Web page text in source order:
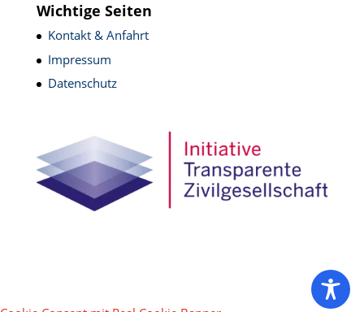
Wichtige Seiten
Kontakt & Anfahrt
Impressum
Datenschutz